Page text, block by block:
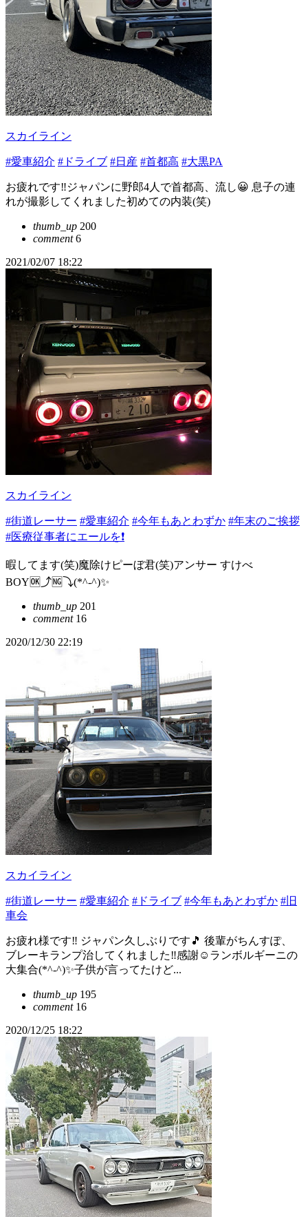
スカイライン
#愛車紹介 #ドライブ #日産 #首都高 #大黒PA
お疲れです‼️ジャパンに野郎4人で首都高、流し😀 息子の連
れが撮影してくれました初めての内装(笑)
thumb_up 200
comment6
2021/02/07 18:22
スカイライン
#街道レーサー #愛車紹介 #今年もあとわずか #年末のご挨拶
#医療従事者にエールを❗️
暇してます(笑)魔除けピーぼ君(笑)アンサー すけべ
BOY🆗⤴️🆖⤵️(*^-^)✨
thumb_up 201
comment16
2020/12/30 22:19
スカイライン
#街道レーサー #愛車紹介 #ドライブ #今年もあとわずか #旧
車会
お疲れ様です‼️ ジャパン久しぶりです🎵 後輩がちんすぽ、
ブレーキランプ治してくれました‼️感謝☺️ランボルギーニの
大集合(*^-^)✨子供が言ってたけど...
thumb_up 195
comment16
2020/12/25 18:22